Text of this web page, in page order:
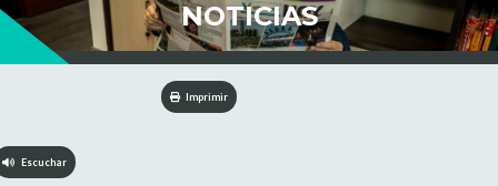
NOTICIAS
Imprimir
Escuchar